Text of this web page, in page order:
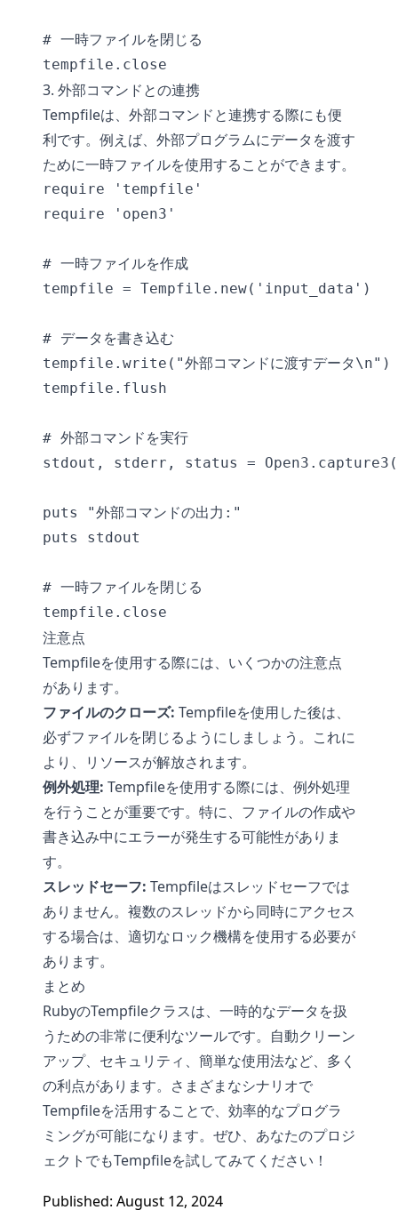
# 一時ファイルを閉じる
3. 外部コマンドとの連携
Tempfileは、外部コマンドと連携する際にも便
利です。例えば、外部プログラムにデータを渡す
ために一時ファイルを使用することができます。
require 'tempfile'
require 'open3'
# 一時ファイルを作成
tempfile = Tempfile.new('input_data')
# データを書き込む
tempfile.write("外部コマンドに渡すデータ\n")
tempfile.flush
# 外部コマンドを実行
stdout, stderr, status =
puts "外部コマンドの出力:"
puts stdout
# 一時ファイルを閉じる
注意点
Tempfileを使用する際には、いくつかの注意点
があります。
ファイルのクローズ: Tempfileを使用した後は、
必ずファイルを閉じるようにしましょう。これに
より、リソースが解放されます。
例外処理: Tempfileを使用する際には、例外処理
を行うことが重要です。特に、ファイルの作成や
書き込み中にエラーが発生する可能性がありま
す。
スレッドセーフ: Tempfileはスレッドセーフでは
ありません。複数のスレッドから同時にアクセス
する場合は、適切なロック機構を使用する必要が
あります。
まとめ
RubyのTempfileクラスは、一時的なデータを扱
うための非常に便利なツールです。自動クリーン
アップ、セキュリティ、簡単な使用法など、多く
の利点があります。さまざまなシナリオで
Tempfileを活用することで、効率的なプログラ
ミングが可能になります。ぜひ、あなたのプロジ
ェクトでもTempfileを試してみてください！
Published: August 12, 2024